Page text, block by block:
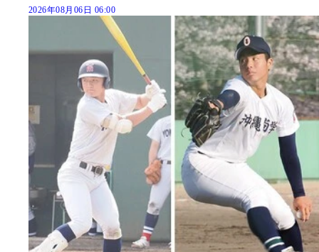
2026年08月06日 06:00